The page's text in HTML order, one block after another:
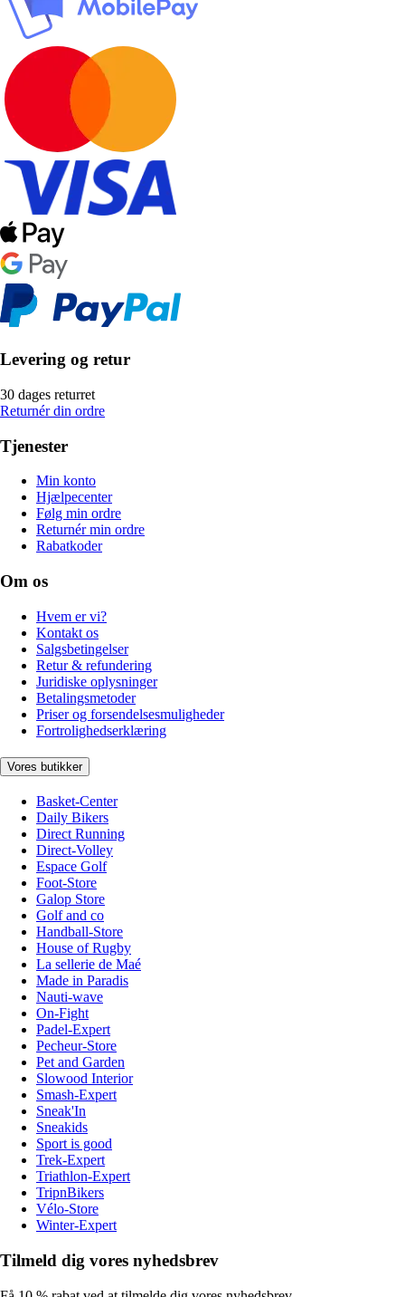
Levering og retur
30 dages returret
Returnér din ordre
Tjenester
Min konto
Hjælpecenter
Følg min ordre
Returnér min ordre
Rabatkoder
Om os
Hvem er vi?
Kontakt os
Salgsbetingelser
Retur & refundering
Juridiske oplysninger
Betalingsmetoder
Priser og forsendelsesmuligheder
Fortrolighedserklæring
Vores butikker
Basket-Center
Daily Bikers
Direct Running
Direct-Volley
Espace Golf
Foot-Store
Galop Store
Golf and co
Handball-Store
House of Rugby
La sellerie de Maé
Made in Paradis
Nauti-wave
On-Fight
Padel-Expert
Pecheur-Store
Pet and Garden
Slowood Interior
Smash-Expert
Sneak'In
Sneakids
Sport is good
Trek-Expert
Triathlon-Expert
TripnBikers
Vélo-Store
Winter-Expert
Tilmeld dig vores nyhedsbrev